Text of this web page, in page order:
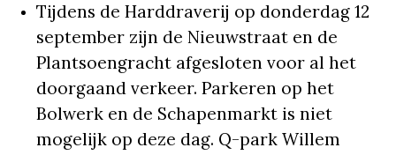
Tijdens de Harddraverij op donderdag 12
september zijn de Nieuwstraat en de
Plantsoengracht afgesloten voor al het
doorgaand verkeer. Parkeren op het
Bolwerk en de Schapenmarkt is niet
mogelijk op deze dag. Q-park Willem